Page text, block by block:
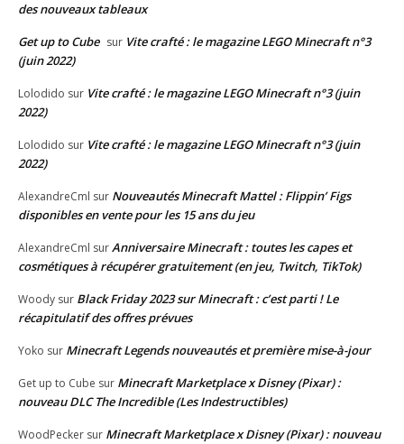
des nouveaux tableaux
Get up to Cube sur Vite crafté : le magazine LEGO Minecraft n°3
(juin 2022)
Lolodido sur Vite crafté : le magazine LEGO Minecraft n°3 (juin
2022)
Lolodido sur Vite crafté : le magazine LEGO Minecraft n°3 (juin
2022)
AlexandreCml sur Nouveautés Minecraft Mattel : Flippin’ Figs
disponibles en vente pour les 15 ans du jeu
AlexandreCml surAnniversaire Minecraft : toutes les capes et
cosmétiques à récupérer gratuitement (en jeu, Twitch, TikTok)
Woody sur Black Friday 2023 sur Minecraft : c’est parti ! Le
récapitulatif des offres prévues
Yoko sur Minecraft Legends nouveautés et première mise-à-jour
Get up to Cube sur Minecraft Marketplace x Disney (Pixar) :
nouveau DLC The Incredible (Les Indestructibles)
WoodPecker sur Minecraft Marketplace x Disney (Pixar) : nouveau